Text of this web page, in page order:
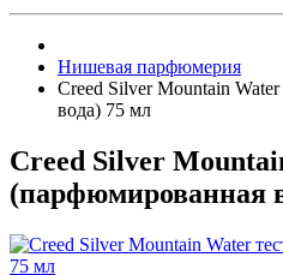
Нишевая парфюмерия
Creed Silver Mountain
вода) 75 мл
Creed Silver
(парфюмированная